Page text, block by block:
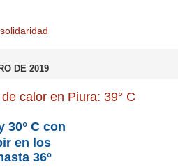
solidaridad
DE 2019
calor en Piura: 39° C
30° C con
en los
36°